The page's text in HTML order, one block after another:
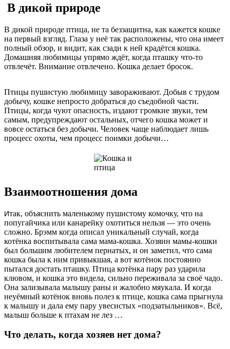
В дикой природе
В дикой природе птица, не та беззащитна, как кажется кошке
на первый взгляд. Глаза у неё так расположены, что она имеет
полный обзор, и видит, как сзади к ней крадётся кошка.
Домашняя любимицы упрямо ждёт, когда пташку что-то
отвлечёт. Внимание отвлечено. Кошка делает бросок.
Птицы пушистую любимицу завораживают. Добыв с трудом
добычу, кошке непросто добраться до съедобной части.
Птицы, когда чуют опасность, издают громкие звуки, тем
самым, предупреждают остальных, отчего кошка может и
вовсе остаться без добычи. Человек чаще наблюдает лишь
процесс охоты, чем процесс поимки добычи…
Взаимоотношения дома
Итак, объяснить маленькому пушистому комочку, что на
попугайчика или канарейку охотиться нельзя — это очень
сложно. Брэмм когда описал уникальный случай, когда
котёнка воспитывала сама мама-кошка. Хозяин мамы-кошки
был большим любителем пернатых, и он заметил, что сама
кошка была к ним привыкшая, а вот котёнок постоянно
пытался достать пташку. Птица котёнка пару раз ударила
клювом, и кошка это видела, сильно переживала за своё чадо.
Она зализывала малышу раны и жалобно мяукала. И когда
неуёмный котёнок вновь полез к птице, кошка сама прыгнула
к малышу и дала ему пару увесистых «подзатыльников». Всё,
малыш больше к птахам не лез …
Что делать, когда хозяев нет дома?